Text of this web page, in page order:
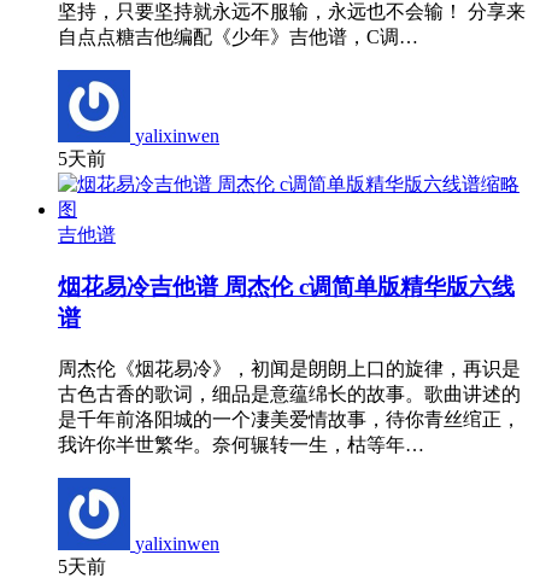
坚持，只要坚持就永远不服输，永远也不会输！ 分享来
自点点糖吉他编配《少年》吉他谱，C调…
yalixinwen
5天前
吉他谱
烟花易冷吉他谱 周杰伦 c调简单版精华版六线
谱
周杰伦《烟花易冷》，初闻是朗朗上口的旋律，再识是
古色古香的歌词，细品是意蕴绵长的故事。歌曲讲述的
是千年前洛阳城的一个凄美爱情故事，待你青丝绾正，
我许你半世繁华。奈何辗转一生，枯等年…
yalixinwen
5天前